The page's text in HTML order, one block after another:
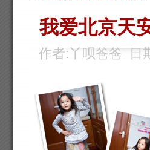
我爱北京天
作者:丫呗爸爸 日